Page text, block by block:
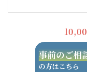
事前のご相
の方はこちら